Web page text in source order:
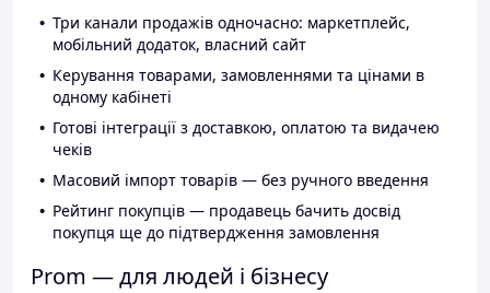
Три канали продажів одночасно: маркетплейс,
мобільний додаток, власний сайт
Керування товарами, замовленнями та цінами в
одному кабінеті
Готові інтеграції з доставкою, оплатою та видачею
чеків
Масовий імпорт товарів — без ручного введення
Рейтинг покупців — продавець бачить досвід
покупця ще до підтвердження замовлення
Prom — для людей і бізнесу